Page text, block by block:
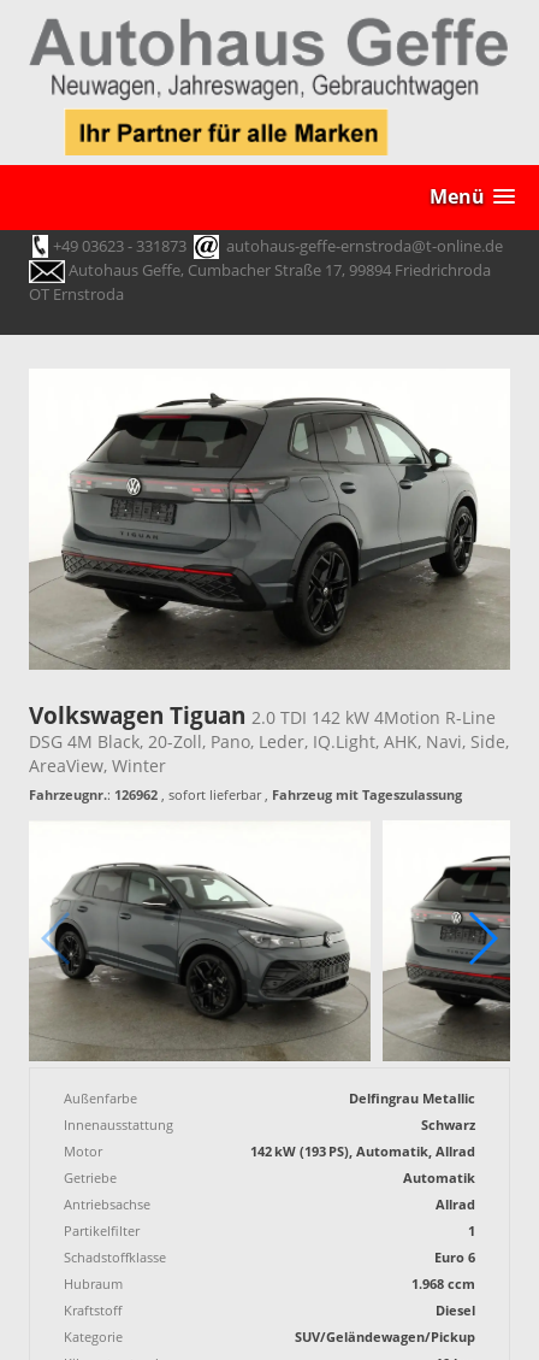
Menü
+49 03623 - 331873
autohaus-geffe-ernstroda@t-online.de
Autohaus Geffe, Cumbacher Straße 17, 99894 Friedrichroda
OT Ernstroda
Volkswagen Tiguan 2.0 TDI 142 kW 4Motion R-Line
DSG 4M Black, 20-Zoll, Pano, Leder, IQ.Light, AHK, Navi, Side,
AreaView, Winter
Fahrzeugnr.: 126962 , sofort lieferbar, Fahrzeug mit Tageszulassung
Außenfarbe
Delfingrau Metallic
Innenausstattung
Schwarz
Motor
142 kW (193 PS), Automatik, Allrad
Getriebe
Automatik
Antriebsachse
Allrad
Partikelfilter
1
Schadstoffklasse
Euro 6
Hubraum
1.968 ccm
Kraftstoff
Diesel
Kategorie
SUV/Geländewagen/Pickup